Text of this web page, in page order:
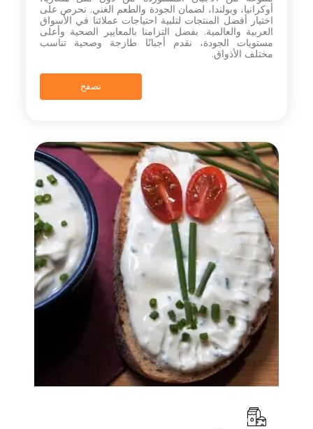
أوكرانيا، وبولندا، لضمان الجودة والطعم الغني. نحرص على
اختيار أفضل المنتجات لتلبية احتياجات عملائنا في الأسواق
العربية والعالمية. بفضل التزامنا بالمعايير الصحية وأعلى
مستويات الجودة، نقدم أجبانًا طازجة وصحية تناسب
مختلف الأذواق.
تصفح